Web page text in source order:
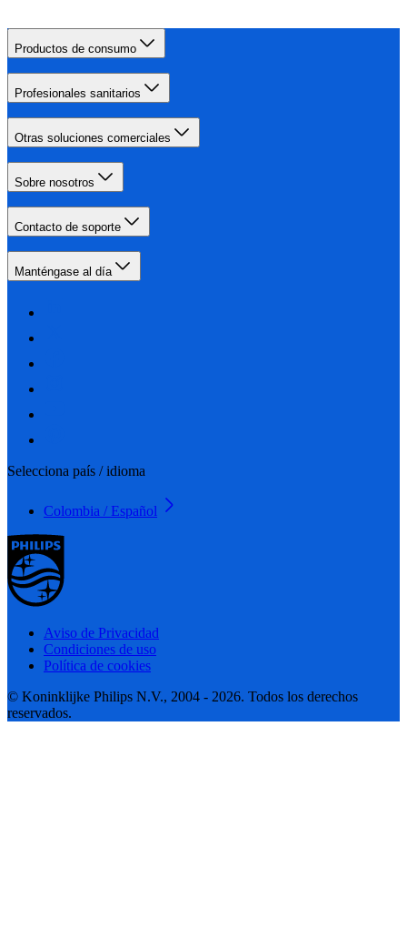
Productos de consumo
Profesionales sanitarios
Otras soluciones comerciales
Sobre nosotros
Contacto de soporte
Manténgase al día
Selecciona país / idioma
Colombia / Español
Aviso de Privacidad
Condiciones de uso
Política de cookies
© Koninklijke Philips N.V., 2004 - 2026. Todos los derechos
reservados.